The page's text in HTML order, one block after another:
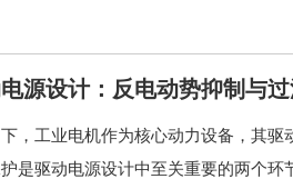
源设计：反电动势抑制与
，工业电机作为核心动力设备，其
是驱动电源设计中至关重要的两个